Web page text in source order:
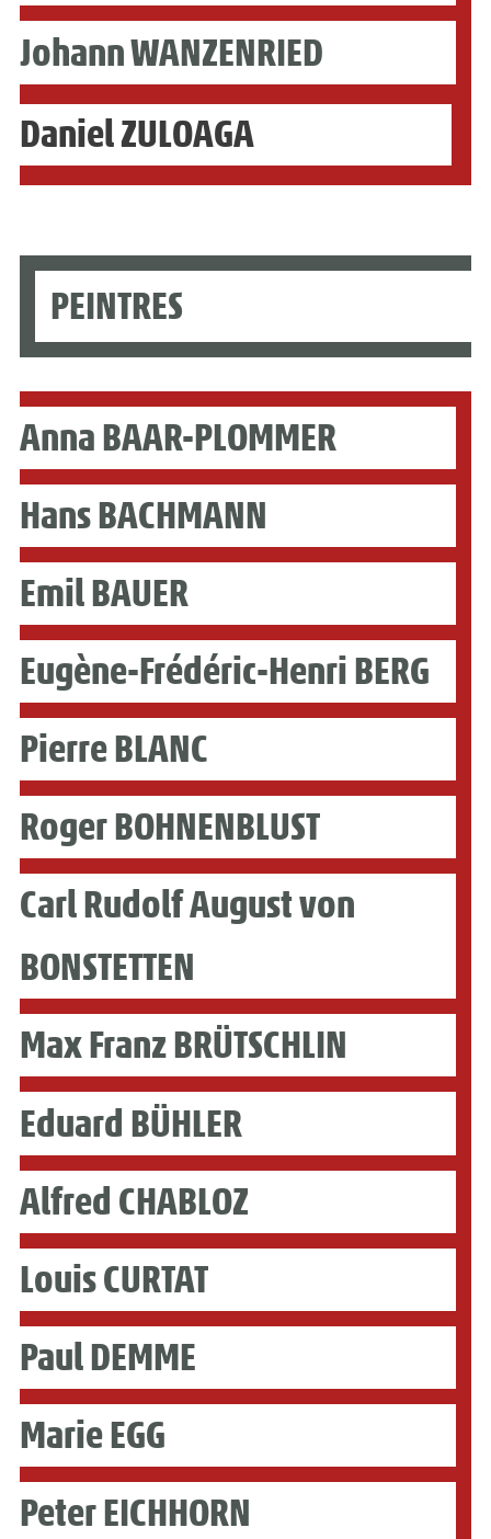
Johann WANZENRIED
Daniel ZULOAGA
PEINTRES
Anna BAAR-PLOMMER
Hans BACHMANN
Emil BAUER
Eugène-Frédéric-Henri BERG
Pierre BLANC
Roger BOHNENBLUST
Carl Rudolf August von
BONSTETTEN
Max Franz BRÜTSCHLIN
Eduard BÜHLER
Alfred CHABLOZ
Louis CURTAT
Paul DEMME
Marie EGG
Peter EICHHORN